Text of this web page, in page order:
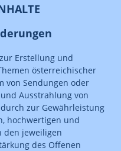
Erstellung und
österreichischer
von Sendungen oder
Ausstrahlung von
zur Gewährleistung
hochwertigen und
den jeweiligen
des Offenen